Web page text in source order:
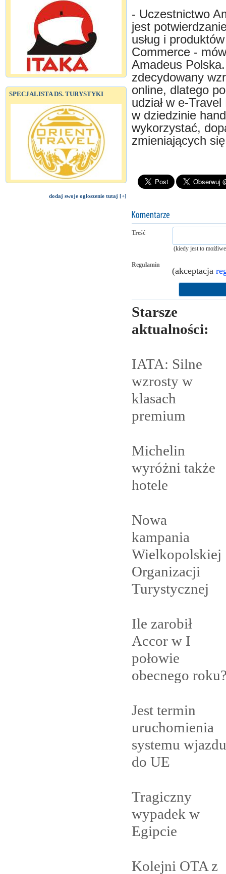
SPECJALISTA DS. TURYSTYKI
dodaj swoje ogłoszenie tutaj [+]
- Uczestnictwo
jest
usług i
Commerce -
Amadeus
zdecydowany
online, dlatego
udział w e-
w dziedzinie
wykorzystać,
zmieniających
Treść
(kiedy jest to
Regulamin
(akceptacja
Starsze
aktualności:
IATA: Silne
wzrosty w
klasach
premium
Michelin
wyróżni także
hotele
Nowa
kampania
Wielkopolskiej
Organizacji
Turystycznej
Ile zarobił
Accor w I
połowie
obecnego
Jest termin
uruchomienia
systemu wjazdu
do UE
Tragiczny
wypadek w
Egipcie
Kolejni OTA z